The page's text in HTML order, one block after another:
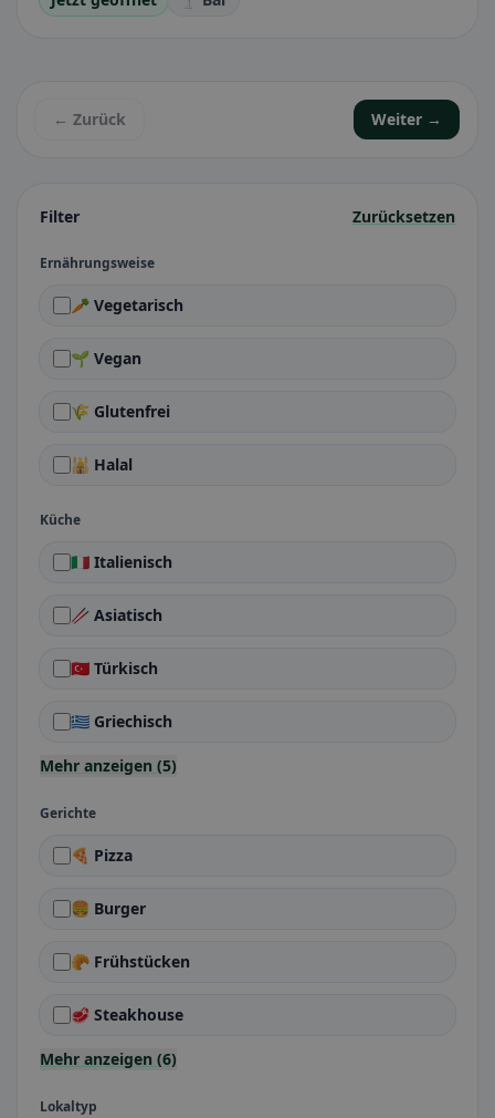
Filter Zurücksetzen
Ernährungsweise
🥕 Vegetarisch
🌱 Vegan
🌾 Glutenfrei
🕌 Halal
Küche
🇮🇹 Italienisch
🥢 Asiatisch
🇹🇷 Türkisch
🇬🇷 Griechisch
Mehr anzeigen (5)
Gerichte
🍕 Pizza
🍔 Burger
🥐 Frühstücken
🥩 Steakhouse
Mehr anzeigen (6)
Lokaltyp
← Zurück Weiter →